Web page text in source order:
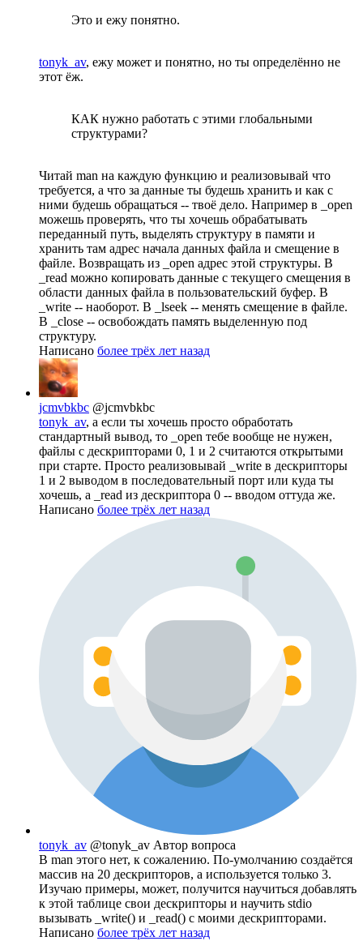
Это и ежу понятно.
tonyk_av, ежу может и понятно, но ты определённо не
этот ёж.
КАК нужно работать с этими глобальными
структурами?
Читай man на каждую функцию и реализовывай что
требуется, а что за данные ты будешь хранить и как с
ними будешь обращаться -- твоё дело. Например в _open
можешь проверять, что ты хочешь обрабатывать
переданный путь, выделять структуру в памяти и
хранить там адрес начала данных файла и смещение в
файле. Возвращать из _open адрес этой структуры. В
_read можно копировать данные с текущего смещения в
области данных файла в пользовательский буфер. В
_write -- наоборот. В _lseek -- менять смещение в файле.
В _close -- освобождать память выделенную под
структуру.
Написано более трёх лет назад
jcmvbkbc @jcmvbkbc
tonyk_av, а если ты хочешь просто обработать
стандартный вывод, то _open тебе вообще не нужен,
файлы с дескрипторами 0, 1 и 2 считаются открытыми
при старте. Просто реализовывай _write в дескрипторы
1 и 2 выводом в последовательный порт или куда ты
хочешь, а _read из дескриптора 0 -- вводом оттуда же.
Написано более трёх лет назад
tonyk_av @tonyk_av Автор вопроса
В man этого нет, к сожалению. По-умолчанию создаётся
массив на 20 дескрипторов, а используется только 3.
Изучаю примеры, может, получится научиться добавлять
к этой таблице свои дескрипторы и научить stdio
вызывать _write() и _read() с моими дескрипторами.
Написано более трёх лет назад